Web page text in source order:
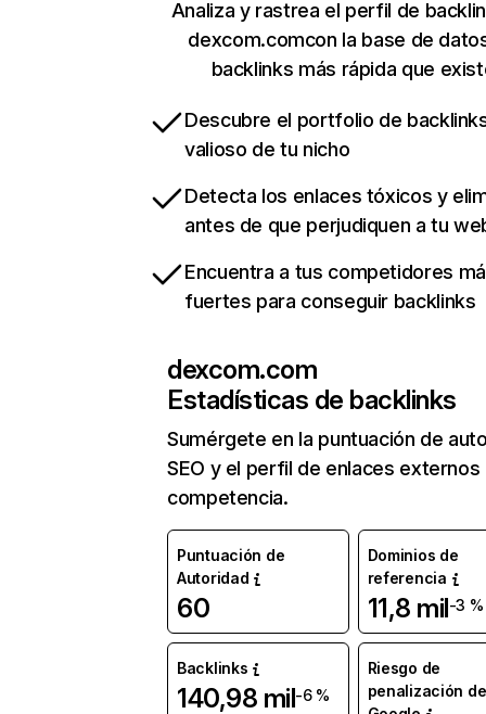
Analiza y rastrea el perfil de
dexcom.comcon la base de
backlinks más rápida que
Descubre el portfolio de
valioso de tu nicho
Detecta los enlaces tóxicos y
antes de que perjudiquen a tu
Encuentra a tus competidores
fuertes para conseguir backlinks
dexcom.com
Estadísticas de backlinks
Sumérgete en la puntuación de
SEO y el perfil de enlaces externos
competencia.
Puntuación de
Autoridad
60
Dominios de
referencia
11,8 mil-3 %
Backlinks
140,98 mil-6 %
Riesgo de
penalización de